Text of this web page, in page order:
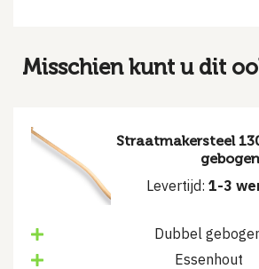
Misschien kunt u dit
Straatmakersteel
gebogen
Levertijd: 1-3
Dubbel
Essenhout